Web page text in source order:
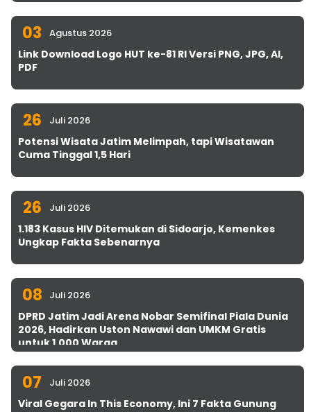
03 Agustus 2026
Link Download Logo HUT ke-81 RI Versi PNG, JPG, AI,
PDF
26 Juli 2026
Potensi Wisata Jatim Melimpah, tapi Wisatawan
Cuma Tinggal 1,5 Hari
26 Juli 2026
1.183 Kasus HIV Ditemukan di Sidoarjo, Kemenkes
Ungkap Fakta Sebenarnya
08 Juli 2026
DPRD Jatim Jadi Arena Nobar Semifinal Piala Dunia
2026, Hadirkan Uston Nawawi dan UMKM Gratis
untuk 1.000 Warga
07 Juli 2026
Viral Gegara In This Economy, Ini 7 Fakta Gunung